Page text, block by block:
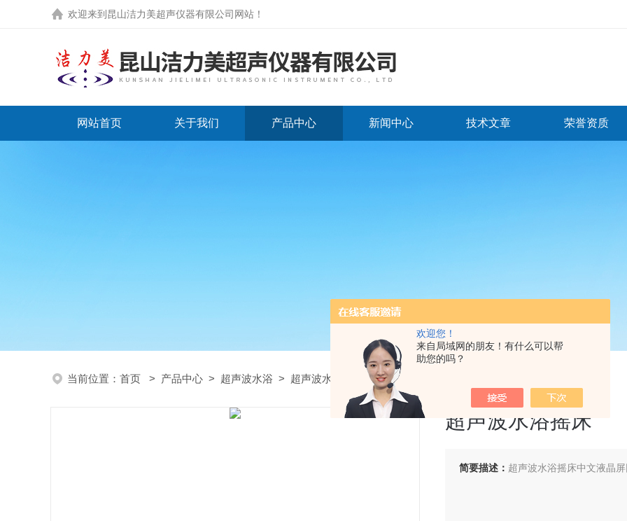
欢迎您！
来自局域网的朋友！有什么可以帮
助您的吗？
欢迎来到 昆山洁力美超声仪器有限公司网站 ！
网站首页 关于我们 产品中心 新闻中心 技术文章 荣誉资质
当前位置： 首页 > 产品中心 > 超声波水浴 > 超声波水浴摇床 > KS-400SDY超声波水浴摇床
超声波水浴摇床
简要描述： 超声波水浴摇床中文液晶